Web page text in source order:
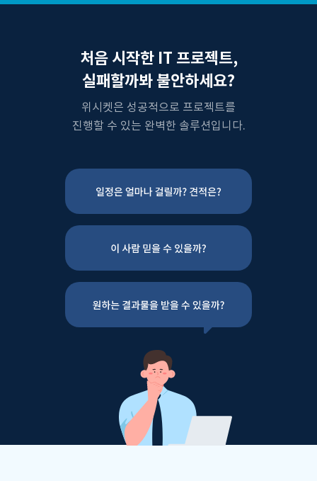
처음 시작한 IT 프로젝트,
실패할까봐 불안하세요?
위시켓은 성공적으로 프로젝트를
진행할 수 있는 완벽한 솔루션입니다.